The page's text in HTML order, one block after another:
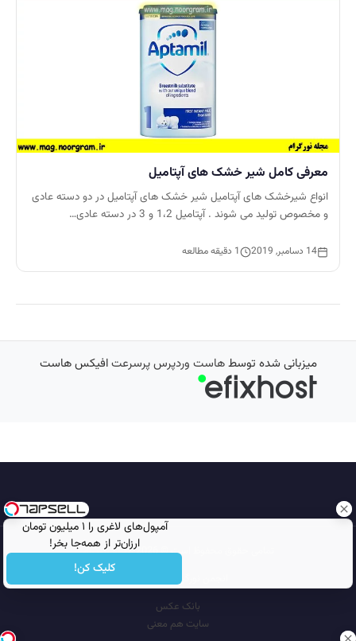
آمپول‌های لاغری را ۱ میلیون تومان
ارزان‌تر از همه‌جا بخر!
کلیک کن!
معرفی کامل شیر خشک های آپتامیل
انواع شیرخشک های آپتامیل شیر خشک های آپتامیل در دو دسته عادی
و مخصوص تولید می شوند . آپتامیل 1،2 و 3 در دسته عادی…
14 دسامبر, 2019 1 دقیقه مطالعه
میزبانی شده توسطهاست وردپرس پرسرعتافیکس هاست
تمامی حقوق محفوظ است © 2026
مجله نورگرام
انجمن نورگرام
بانک عکس
سایت هم معنی